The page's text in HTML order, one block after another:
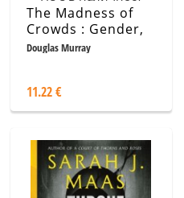
The Madness of
Crowds : Gender,
Race and Identity
Douglas Murray
11.22 €